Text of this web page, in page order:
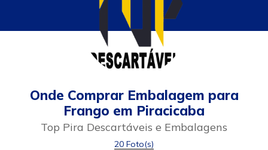
Onde Comprar Embalagem para
Frango em Piracicaba
Top Pira Descartáveis e Embalagens
20 Foto(s)